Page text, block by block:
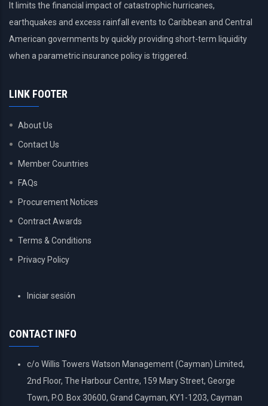
It limits the financial impact of catastrophic hurricanes,
earthquakes and excess rainfall events to Caribbean and Central
American governments by quickly providing short-term liquidity
when a parametric insurance policy is triggered.
LINK FOOTER
About Us
Contact Us
Member Countries
FAQs
Procurement Notices
Contract Awards
Terms & Conditions
Privacy Policy
USERIniciar sesión
CONTACT INFO
c/o Willis Towers Watson Management (Cayman) Limited,
2nd Floor, The Harbour Centre, 159 Mary Street, George
Town, P.O. Box 30600, Grand Cayman, KY1-1203, Cayman